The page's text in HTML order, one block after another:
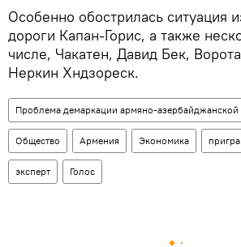
Особенно обострилась ситуация
дороги Капан-Горис, а также
числе, Чакатен, Давид Бек,
Неркин Хндзореск.
Проблема демаркации армяно-азербайджанской
Общество Армения Экономика
эксперт Голос